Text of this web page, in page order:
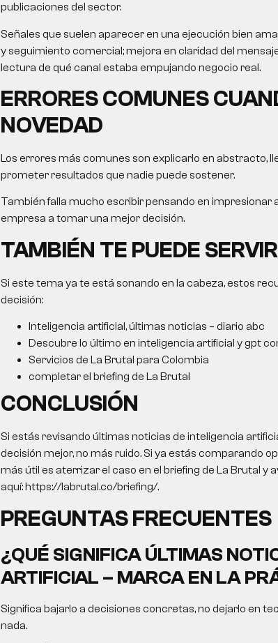
publicaciones del sector.
Señales que suelen aparecer en una ejecución bien
y seguimiento comercial; mejora en claridad del
lectura de qué canal estaba empujando negocio real.
ERRORES COMUNES
NOVEDAD
Los errores más comunes son explicarlo en abstracto,
prometer resultados que nadie puede sostener.
También falla mucho escribir pensando en impresionar
empresa a tomar una mejor decisión.
TAMBIÉN TE PUEDE SERVIR
Si este tema ya te está sonando en la cabeza, estos
decisión:
Inteligencia artificial, últimas noticias – diario abc
Descubre lo último en inteligencia artificial y gpt
Servicios de La Brutal para Colombia
completar el briefing de La Brutal
CONCLUSIÓN
Si estás revisando últimas noticias de inteligencia
decisión mejor, no más ruido. Si ya estás comparando
más útil es aterrizar el caso en el briefing de La Brutal y
aquí: https://labrutal.co/briefing/.
PREGUNTAS FRECUENTES
¿QUÉ SIGNIFICA ÚLTIMAS
ARTIFICIAL – MARCA EN LA
Significa bajarlo a decisiones concretas, no dejarlo en
nada.